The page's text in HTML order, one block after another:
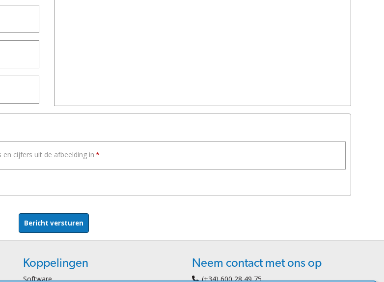
cijfers uit de afbeelding in
Koppelingen
Software
Neem contact met ons op
(+34) 600 28 49 75